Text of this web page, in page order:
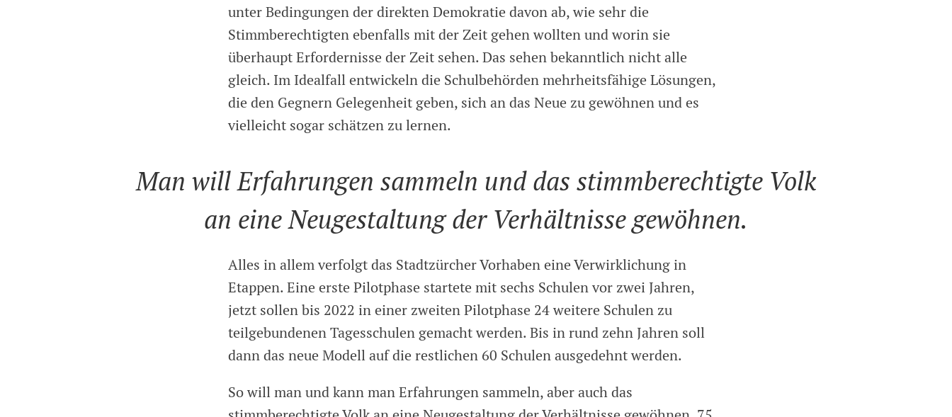
unter Bedingungen der direkten Demokratie davon ab, wie sehr die
Stimmberechtigten ebenfalls mit der Zeit gehen wollten und worin sie
überhaupt Erfordernisse der Zeit sehen. Das sehen bekanntlich nicht alle
gleich. Im Idealfall entwickeln die Schulbehörden mehrheitsfähige Lösungen,
die den Gegnern Gelegenheit geben, sich an das Neue zu gewöhnen und es
vielleicht sogar schätzen zu lernen.
Man will Erfahrungen sammeln und das stimmberechtigte Volk
an eine Neugestaltung der Verhältnisse gewöhnen.
Alles in allem verfolgt das Stadtzürcher Vorhaben eine Verwirklichung in
Etappen. Eine erste Pilotphase startete mit sechs Schulen vor zwei Jahren,
jetzt sollen bis 2022 in einer zweiten Pilotphase 24 weitere Schulen zu
teilgebundenen Tagesschulen gemacht werden. Bis in rund zehn Jahren soll
dann das neue Modell auf die restlichen 60 Schulen ausgedehnt werden.
So will man und kann man Erfahrungen sammeln, aber auch das